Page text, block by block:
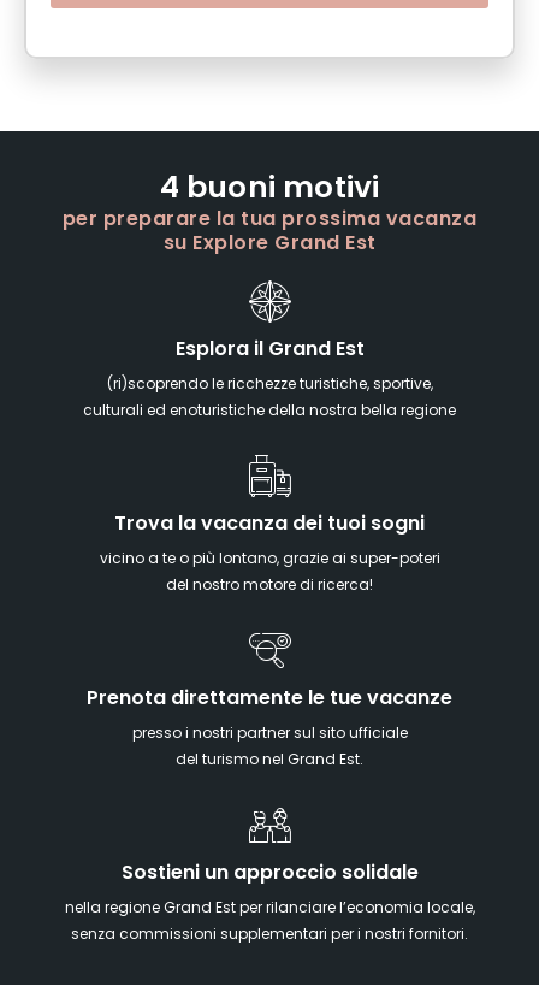
4 buoni motivi
per preparare la tua prossima vacanza
su Explore Grand Est
Esplora il Grand Est
(ri)scoprendo le ricchezze turistiche, sportive,
culturali ed enoturistiche della nostra bella regione
Trova la vacanza dei tuoi sogni
vicino a te o più lontano, grazie ai super-poteri
del nostro motore di ricerca!
Prenota direttamente le tue vacanze
presso i nostri partner sul sito ufficiale
del turismo nel Grand Est.
Sostieni un approccio solidale
nella regione Grand Est per rilanciare l’economia locale,
senza commissioni supplementari per i nostri fornitori.